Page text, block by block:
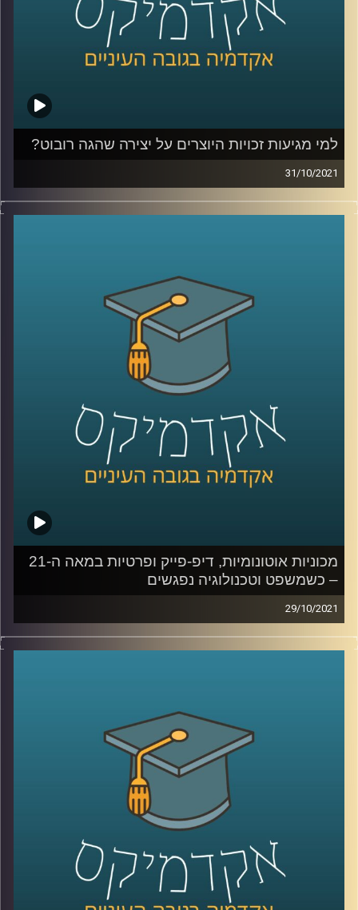
לשיחה עם ד"ר אביב גאון על דיני זכויות היוצרים בעידן הבינה
המלאכותית – לחצו כאן
קרדיט תמונות:AudioVersity
למי מגיעות זכויות היוצרים על יצירה שהגה רובוט?
31/10/2021
רובטים שמייצרים דברים בעצמם! זה נשמע כמו מדע בדיוני
אבל האמת שאת הניצנים של התופעה אפשר לראות כבר
ד"ר אביב גאון, מנהל בית הספר הארי רדזינר למשפטים וכותב
הספר "עתיד דיני זכויות היוצרים בעידן הבינה המלאכותית"
(The Future of Copyright in the Age of Artificial
Intelligence) מדבר על הסוגיות המשפטיות בזכויות היוצרים
לשיחה עם ד"ר אביב גאון בנושא הקשר בין משפט לטכנולוגיה
– לחצו כאן
לשיחה עם ד"ר אביב גאון בנושא תיקי פייסבוק והקשר בין
קרדיט תמונות:AudioVersity
מכוניות אוטונומיות, דיפ-פייק ופרטיות במאה ה-21
– כשמשפט וטכנולוגיה נפגשים
29/10/2021
מכוניות אוטונומיות שנוסעות ללא שליטת אדם נמצאות
ברגעים אלו על כבישי ישראל כשהחוק עדיין מחייב נהג
תהיה המשמעות של עדות בבית משפט כאשר תופעת
ה"דיפ-פייק" תתרחב ולא נוכל לסמוך על מה שאנחנו רואים
האם המשפט עומד בקצב של הסטארט-אפ ניישן? ד"ר אביב
גאון, מומחה למשפט וטכנולוגיה מדבר על הקשר בין שני
לשיחה עם ד"ר אביב גאון בנושא דיני זכויות היוצרים בעידן
הבינה המלאכותית:לחצו כאן